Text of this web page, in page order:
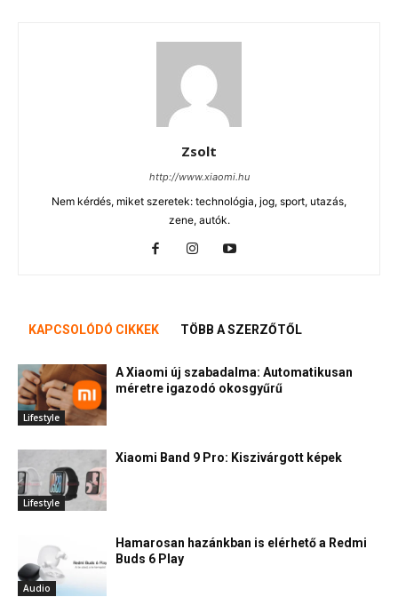
Zsolt
http://www.xiaomi.hu
Nem kérdés, miket szeretek: technológia, jog, sport, utazás,
zene, autók.
KAPCSOLÓDÓ CIKKEK TÖBB A SZERZŐTŐL
Lifestyle
A Xiaomi új szabadalma: Automatikusan
méretre igazodó okosgyűrű
Lifestyle
Xiaomi Band 9 Pro: Kiszivárgott képek
Audio
Hamarosan hazánkban is elérhető a Redmi
Buds 6 Play